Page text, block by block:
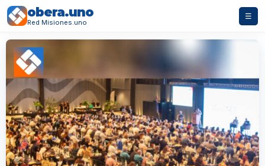
obera.uno
Red Misiones.uno
☰